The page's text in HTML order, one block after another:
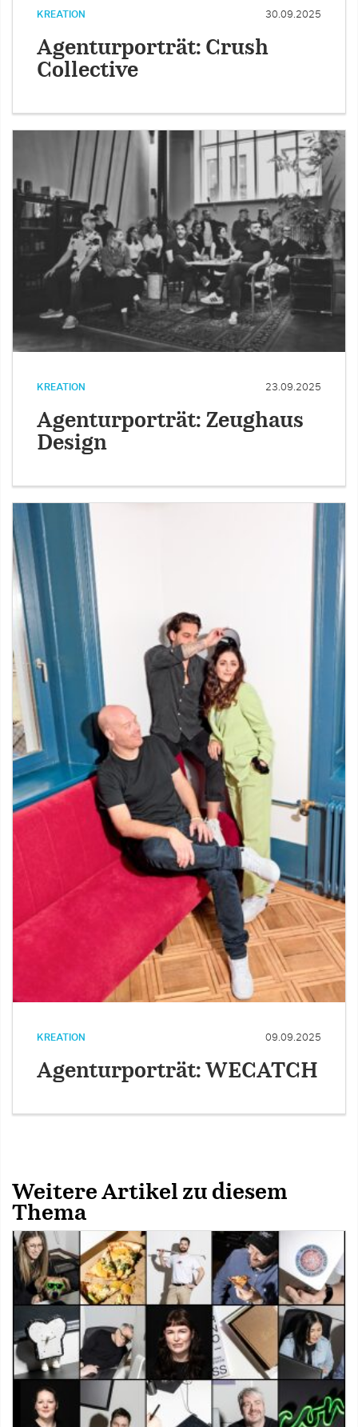
KREATION 30.09.2025
Agenturporträt: Crush
Collective
KREATION 23.09.2025
Agenturporträt: Zeughaus
Design
KREATION 09.09.2025
Agenturporträt: WECATCH
Weitere Artikel zu diesem
Thema